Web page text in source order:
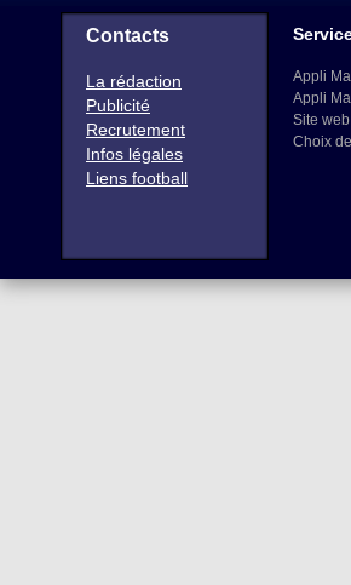
Contacts
La rédaction
Publicité
Recrutement
Infos légales
Liens football
Appli
Appli
Site
Choix